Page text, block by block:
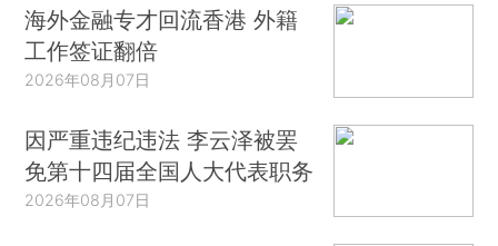
海外金融专才回流香港 外籍
工作签证翻倍
2026年08月07日
因严重违纪违法 李云泽被罢
免第十四届全国人大代表职务
2026年08月07日